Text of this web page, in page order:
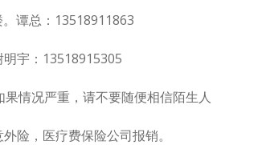
谭总：13518911863
宇：13518915305
情况严重，请不要随便相信陌生人
险，医疗费保险公司报销。